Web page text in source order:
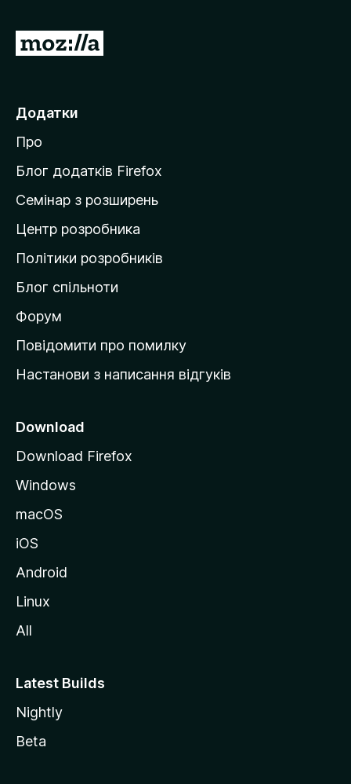
П
е
й
т
и
а
д
о
і
в
к
M
z
l
l
Додатки
Про
Блог додатків Firefox
Семінар з розширень
Центр розробника
Політики розробників
Блог спільноти
Форум
Повідомити про помилку
Настанови з написання відгуків
Download
Download Firefox
Windows
macOS
iOS
Android
Linux
All
Latest Builds
Nightly
Beta